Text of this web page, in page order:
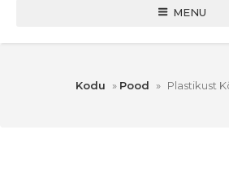
MENU
Kodu » Pood » Plastikust